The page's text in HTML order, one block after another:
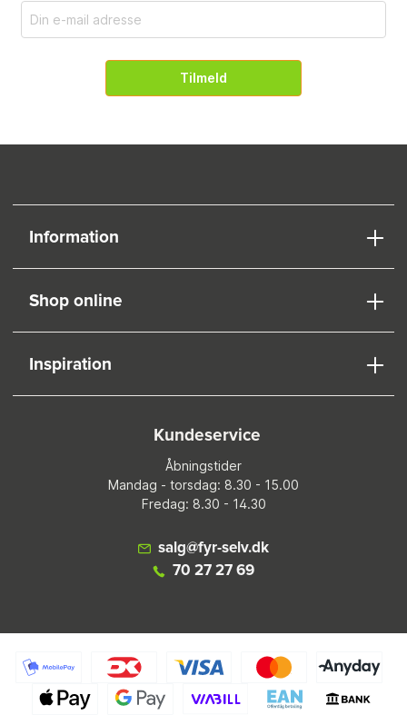
Tilmeld
Information
Shop online
Inspiration
Kundeservice
Åbningstider
Mandag - torsdag: 8.30 - 15.00
Fredag: 8.30 - 14.30
salg@fyr-selv.dk
70 27 27 69